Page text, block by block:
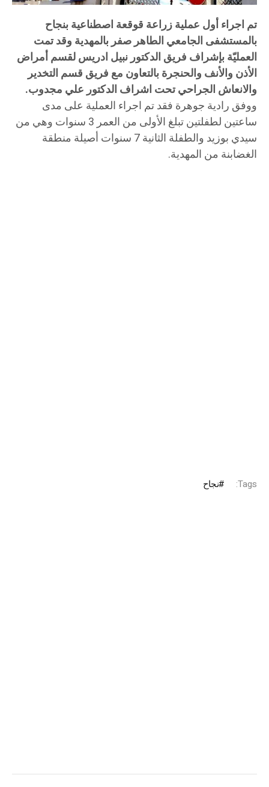
تم اجراء أول عملية زراعة قوقعة اصطناعية بنجاح
بالمستشفى الجامعي الطاهر صفر بالمهدية وقد تمت
العمليّة بإشراف فريق الدكتور نبيل ادريس لقسم أمراض
الأذن والأنف والحنجرة بالتعاون مع فريق قسم التخدير
والانعاش الجراحي تحت اشراف الدكتور علي مجدوب.
ووفق رادية جوهرة فقد تم اجراء العملية على مدى
ساعتين لطفلتين تبلغ الأولى من العمر 3 سنوات وهي من
سيدي بوزيد والطفلة الثانية 7 سنوات أصيلة منطقة
الغضابنة من المهدية.
Tags: نجاح